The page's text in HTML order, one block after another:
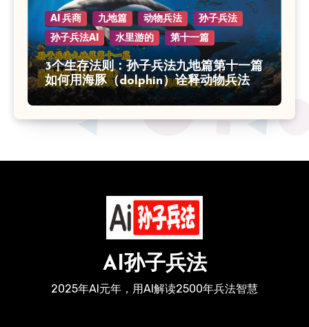
AI 兵商 九地篇 动物兵法
孙子兵法
孙子兵法AI
水里游的 第十一篇
3个生存法则：孙子兵法九地篇第十一篇
如何用海豚（dolphin）诠释动物兵法的
智慧
AI孙子兵法
2025年AI元年，用AI解读2500年兵法智慧